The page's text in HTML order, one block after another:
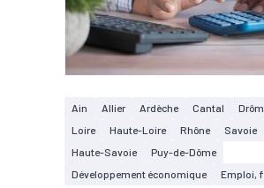
Ain Allier Ardèche Cantal
Loire
Haute-Loire Rhône
Savoie
Haute-Savoie
Puy-de-Dôme
Développement économique
Emploi,